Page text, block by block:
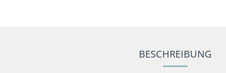
BESCHREIBUNG